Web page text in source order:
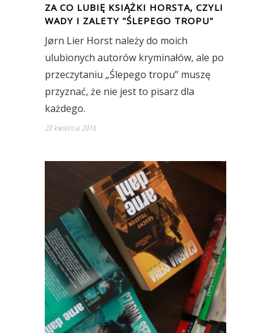
ZA CO LUBIĘ KSIĄŻKI HORSTA, CZYLI
WADY I ZALETY "ŚLEPEGO TROPU"
Jørn Lier Horst należy do moich
ulubionych autorów kryminałów, ale po
przeczytaniu „Ślepego tropu” muszę
przyznać, że nie jest to pisarz dla
każdego.
20 kwietnia 2016